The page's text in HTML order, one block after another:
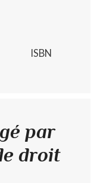
ISBN
par
droit